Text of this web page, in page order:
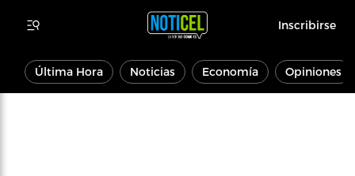
Inscribirse
Última Hora Noticias Economía Opiniones